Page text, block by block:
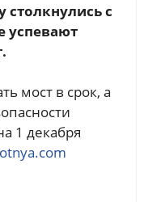
с
успевают
мост в срок, а
1 декабря